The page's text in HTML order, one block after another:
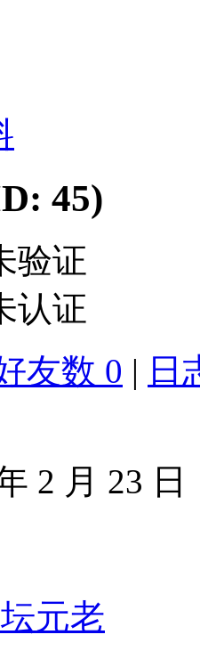
45)
验证
认证
友数 0 | 日
2 月 23 日
元老